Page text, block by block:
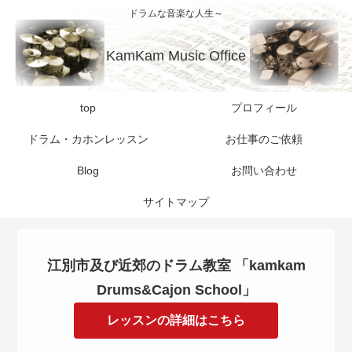
ドラムな音楽な人生～
KamKam Music Office
top プロフィール
ドラム・カホンレッスン お仕事のご依頼
Blog お問い合わせ
サイトマップ
江別市及び近郊のドラム教室 「kamkam
Drums&Cajon School」
レッスンの詳細はこちら